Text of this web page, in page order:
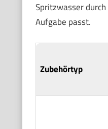
Spritzwasser
Aufgabe passt.
Zubehörtyp